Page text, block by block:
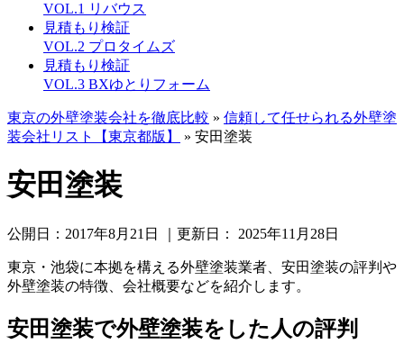
VOL.1 リバウス
見積もり検証
VOL.2 プロタイムズ
見積もり検証
VOL.3 BXゆとりフォーム
東京の外壁塗装会社を徹底比較 » 信頼して任せられる外壁塗
装会社リスト【東京都版】
» 安田塗装
安田塗装
公開日： 2017年8月21日 ｜更新日： 2025年11月28日
東京・池袋に本拠を構える外壁塗装業者、安田塗装の評判や
外壁塗装の特徴、会社概要などを紹介します。
安田塗装で外壁塗装をした人の評判